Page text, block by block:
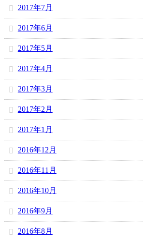
2017年7月
2017年6月
2017年5月
2017年4月
2017年3月
2017年2月
2017年1月
2016年12月
2016年11月
2016年10月
2016年9月
2016年8月